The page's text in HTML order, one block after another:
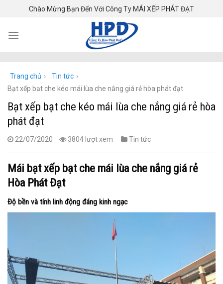
content
Chào Mừng Bạn Đến Với Công Ty MÁI XẾP PHÁT ĐẠT
Trang chủ › Tin tức ›
Bạt xếp bạt che kéo mái lùa che nắng giá rẻ hòa phát đạt
Bạt xếp bạt che kéo mái lùa che nắng giá rẻ hòa
phát đạt
22/07/2020 3804 lượt xem Tin tức
Mái bạt xếp bạt che mái lùa che nắng giá rẻ
Hòa Phát Đạt
Độ bền và tính linh động đáng kinh ngạc